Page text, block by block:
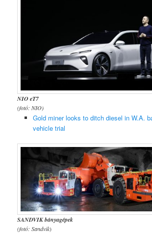
NIO eT7
(fotó: NIO)
Gold miner looks to ditch diesel in W.A.
vehicle trial
SANDVIK bányagépek
(fotó: Sandvik)